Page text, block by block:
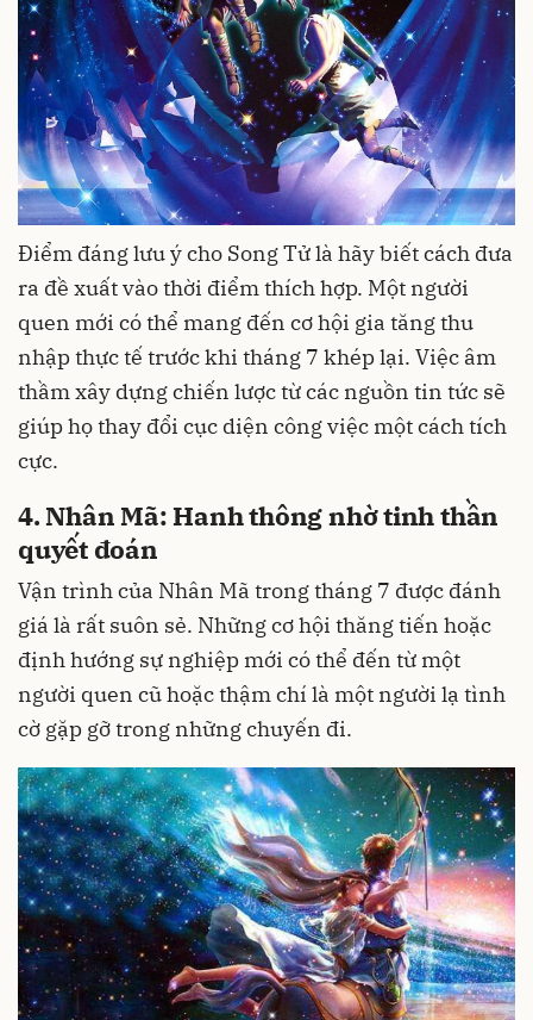
Điểm đáng lưu ý cho Song Tử là hãy biết cách đưa
ra đề xuất vào thời điểm thích hợp. Một người
quen mới có thể mang đến cơ hội gia tăng thu
nhập thực tế trước khi tháng 7 khép lại. Việc âm
thầm xây dựng chiến lược từ các nguồn tin tức sẽ
giúp họ thay đổi cục diện công việc một cách tích
cực.
4. Nhân Mã: Hanh thông nhờ tinh thần
quyết đoán
Vận trình của Nhân Mã trong tháng 7 được đánh
giá là rất suôn sẻ. Những cơ hội thăng tiến hoặc
định hướng sự nghiệp mới có thể đến từ một
người quen cũ hoặc thậm chí là một người lạ tình
cờ gặp gỡ trong những chuyến đi.